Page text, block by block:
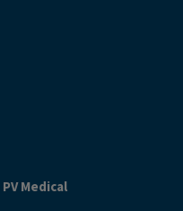
PV Medical